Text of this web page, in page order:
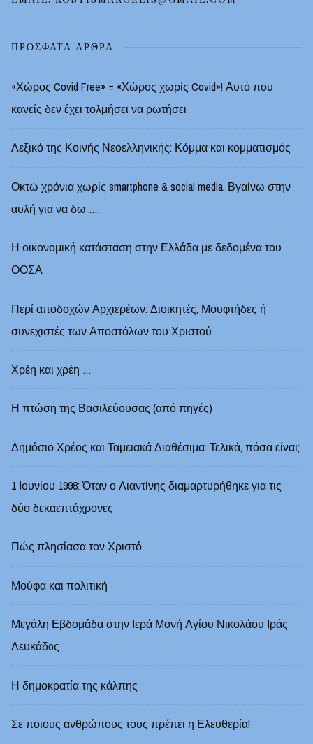
ΠΡΌΣΦΑΤΑ ΆΡΘΡΑ
«Χώρος Covid Free» = «Χώρος χωρίς Covid»! Αυτό που
κανείς δεν έχει τολμήσει να ρωτήσει
Λεξικό της Κοινής Νεοελληνικής: Κόμμα και κομματισμός
Οκτώ χρόνια χωρίς smartphone & social media. Βγαίνω στην
αυλή για να δω ….
Η οικονομική κατάσταση στην Ελλάδα με δεδομένα του
ΟΟΣΑ
Περί αποδοχών Αρχιερέων: Διοικητές, Μουφτήδες ή
συνεχιστές των Αποστόλων του Χριστού
Χρέη και χρέη …
Η πτώση της Βασιλεύουσας (από πηγές)
Δημόσιο Χρέος και Ταμειακά Διαθέσιμα. Τελικά, πόσα είναι;
1 Ιουνίου 1998: Όταν ο Λιαντίνης διαμαρτυρήθηκε για τις
δύο δεκαεπτάχρονες
Πώς πλησίασα τον Χριστό
Μούφα και πολιτική
Μεγάλη Εβδομάδα στην Ιερά Μονή Αγίου Νικολάου Ιράς
Λευκάδoς
Η δημοκρατία της κάλπης
Σε ποιους ανθρώπους τους πρέπει η Ελευθερία!